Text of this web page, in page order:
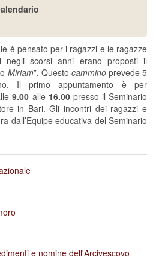
è pensato per i ragazzi e le ragazze
scorsi anni erano proposti il
Miriam”. Questo camminoprevede 5
Il primo appuntamento è per
9.00 alle 16.00presso il Seminario
in Bari. Gli incontri dei ragazzi e
dall’Equipe educativa del Seminario
e nomine dell'Arcivescovo